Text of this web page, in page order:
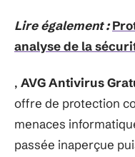
Lire également :
analyse de la
, AVG Antivirus
offre de protection
menaces
passée inaperçue